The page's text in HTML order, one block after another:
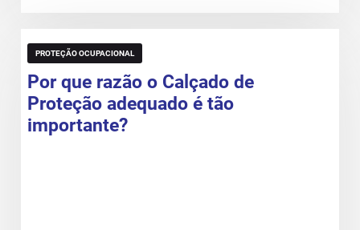
PROTEÇÃO OCUPACIONAL
Por que razão o Calçado de
Proteção adequado é tão
importante?